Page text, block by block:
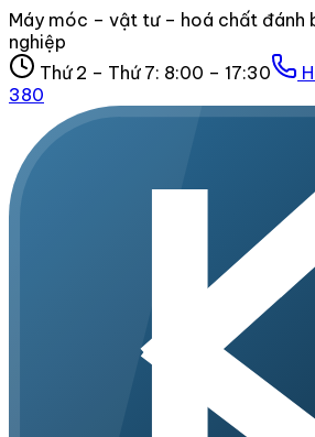
Máy móc – vật tư – hoá chất đánh
nghiệp
Thứ 2 – Thứ 7: 8:00 – 17:30
380